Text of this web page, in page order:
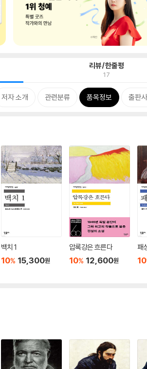
리뷰/한줄평
17
저자 소개 관련분류 품목정보 출판
백치 1
10% 15,300원
압록강은 흐른다
10% 12,600원
패
10